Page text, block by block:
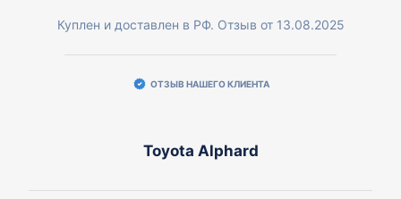
Куплен и доставлен в РФ. Отзыв от 13.08.2025
ОТЗЫВ НАШЕГО КЛИЕНТА
Toyota Alphard